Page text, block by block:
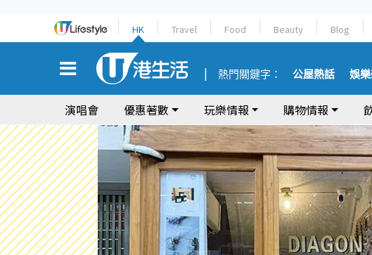
HK Travel Food Beauty Blog
熱門關鍵字： 公屋熱話 娛樂
演唱會 優惠著數 玩樂情報 購物情報